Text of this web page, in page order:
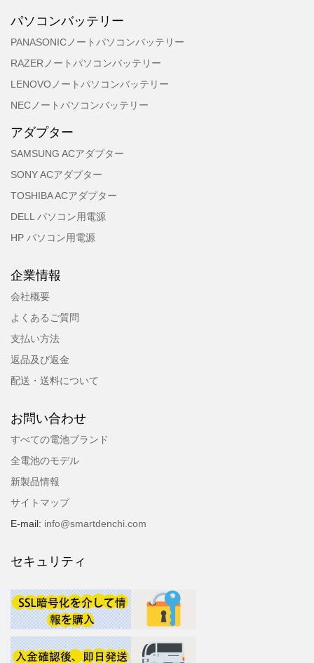
パソコンバッテリー
PANASONICノートパソコンバッテリー
RAZERノートパソコンバッテリー
LENOVOノートパソコンバッテリー
NECノートパソコンバッテリー
アダプター
SAMSUNG ACアダプター
SONY ACアダプター
TOSHIBA ACアダプター
DELL パソコン用電源
HP パソコン用電源
企業情報
会社概要
よくあるご質問
支払い方法
返品及び返金
配送・送料について
お問い合わせ
すべての電池ブランド
全電池のモデル
新製品情報
サイトマップ
E-mail: info@smartdenchi.com
セキュリティ